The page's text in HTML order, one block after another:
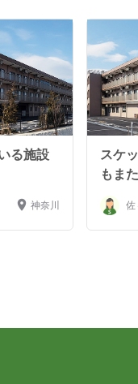
る施設
神奈川
スケ
もま
佐